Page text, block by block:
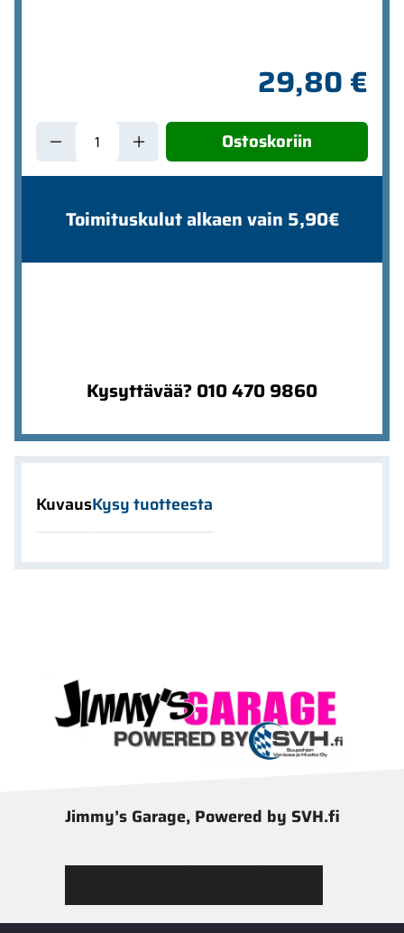
29,80 €
Ostoskoriin
Toimituskulut alkaen vain 5,90€
Kysyttävää? 010 470 9860
KuvausKysy tuotteesta
Jimmy’s Garage, Powered by SVH.fi